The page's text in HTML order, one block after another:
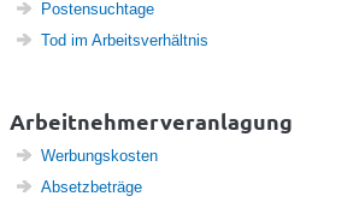
Postensuchtage
Tod im Arbeitsverhältnis
Arbeitnehmerveranlagung
Werbungskosten
Absetzbeträge